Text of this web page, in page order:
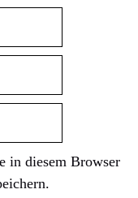
in diesem Browser